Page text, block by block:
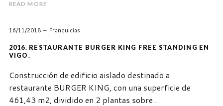
READ MORE
16/11/2018 Franquicias
2016. RESTAURANTE BURGER KING FREE STANDING EN
VIGO.
Construcción de edificio aislado destinado a
restaurante BURGER KING, con una superficie de
461,43 m2, dividido en 2 plantas sobre..